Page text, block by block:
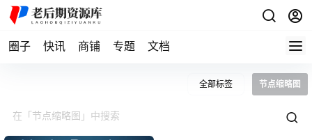
圈子 快讯 商铺 专题 文档
全部标签 节点缩略图